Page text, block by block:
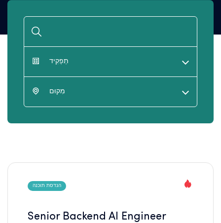
תַפְקִיד
מִקוּם
הנדסת תוכנה
Senior Backend AI Engineer